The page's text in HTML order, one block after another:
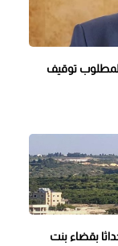
توقيف
بقضاء بنت